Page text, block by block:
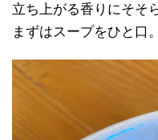
立ち上がる香りにそそ
まずはスープをひと口。